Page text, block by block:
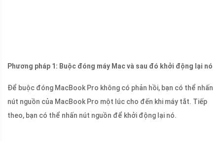
Phương pháp 1: Buộc đóng máy Mac và sau đó khởi động lại nó
Để buộc đóng MacBook Pro không có phản hồi, bạn có thể nhấn
nút nguồn của MacBook Pro một lúc cho đến khi máy tắt. Tiếp
theo, bạn có thể nhấn nút nguồn để khởi động lại nó.